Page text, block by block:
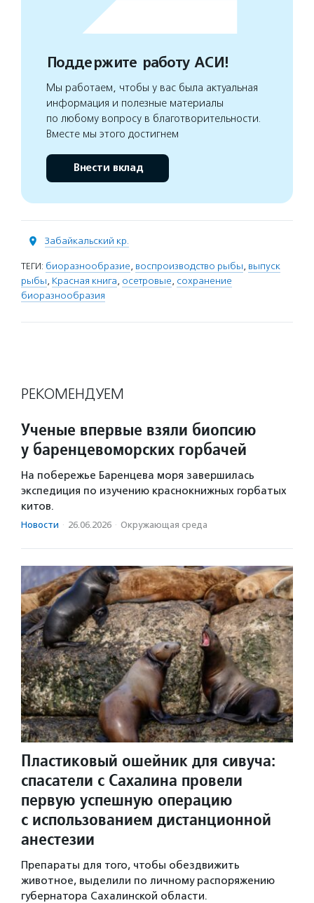
Поддержите работу АСИ!
Мы работаем, чтобы у вас была актуальная
информация и полезные материалы
по любому вопросу в благотворительности.
Вместе мы этого достигнем
Внести вклад
Забайкальский кр.
ТЕГИ: биоразнообразие, воспроизводство рыбы, выпуск
рыбы, Красная книга, осетровые, сохранение
биоразнообразия
РЕКОМЕНДУЕМ
Ученые впервые взяли биопсию
у баренцевоморских горбачей
На побережье Баренцева моря завершилась
экспедиция по изучению краснокнижных горбатых
китов.
Новости · 26.06.2026 · Окружающая среда
Пластиковый ошейник для сивуча:
спасатели с Сахалина провели
первую успешную операцию
с использованием дистанционной
анестезии
Препараты для того, чтобы обездвижить
животное, выделили по личному распоряжению
губернатора Сахалинской области.